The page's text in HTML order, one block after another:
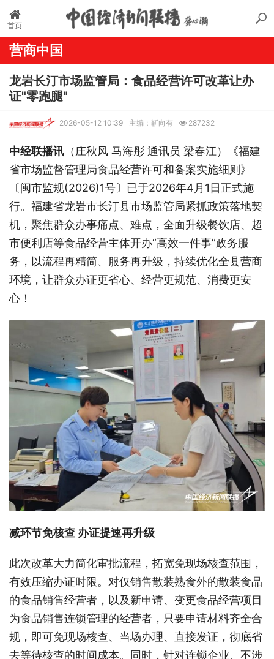
首页
营商中国
龙岩长汀市场监管局：食品经营许可改革让办
证"零跑腿"
2026-05-12 10:39 主编：靳向有 287232
中经联播讯 （庄秋风 马海彤 通讯员 梁春江）
《福建
省市场监督管理局食品经营许可和备案实施细则》
〔闽市监规(2026)1号〕已于2026年4月1日正式施
行。 福建省龙岩市长汀县市场监管局紧抓政策落地契
机，聚焦群众办事痛点、难点，全面升级餐饮店、超
市便利店等食品经营主体开办“高效一件事”政务服
务，以流程再精简、服务再升级，持续优化全县营商
环境，让群众办证更省心、经营更规范、消费更安
心！
减环节免核查 办证提速再升级
此次改革大力简化审批流程，拓宽免现场核查范围，
有效压缩办证时限。对仅销售散装熟食外的散装食品
的食品销售经营者，以及新申请、变更食品经营项目
为食品销售连锁管理的经营者，只要申请材料齐全合
规，即可免现场核查、当场办理、直接发证，彻底省
去等待核查的时间成本。同时，针对连锁企业、不涉